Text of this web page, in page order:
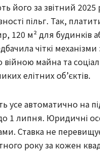
його за звітний 2025
пільг. Так,
120 м² для будинків
чіткі
майна та
елітних об’єктів.
усе автоматично на
1 липня. Юридичні
Ставка не
року за кожен